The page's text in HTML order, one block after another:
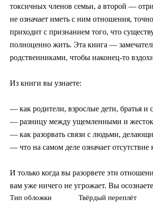
токсичных членов семьи, а второй —
не означает иметь с ним отношения,
приходит с признанием того, что
полноценно жить. Эта книга —
родственниками, чтобы наконец-то
Из книги вы узнаете:
— как родители, взрослые дети, братья
— разницу между ущемленными и
— как разорвать связи с людьми,
— что на самом деле означает
И только когда вы разорвете эти
вам уже ничего не угрожает. Вы
Тип обложки Твёрдый переплёт